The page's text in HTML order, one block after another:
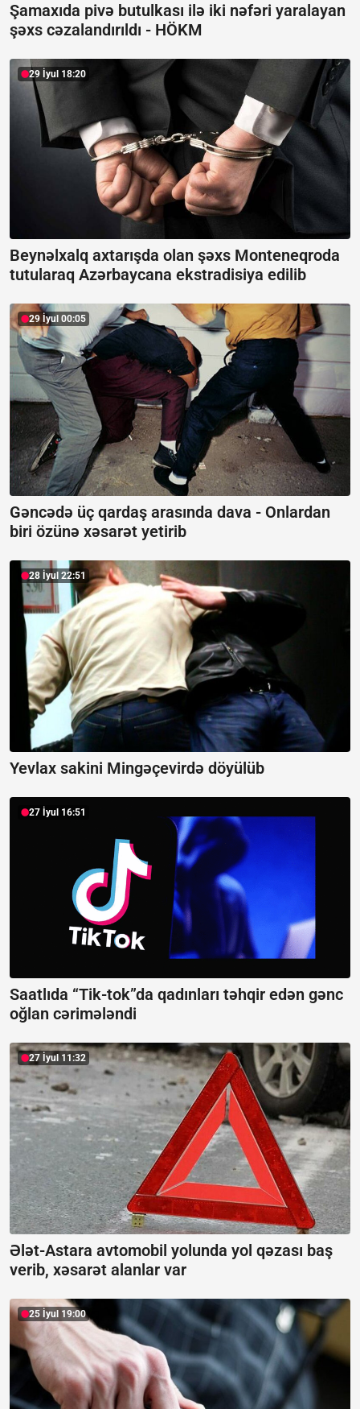
Şamaxıda pivə butulkası ilə iki nəfəri yaralayan
şəxs cəzalandırıldı - HÖKM
29 İyul 18:20
Beynəlxalq axtarışda olan şəxs Monteneqroda
tutularaq Azərbaycana ekstradisiya edilib
29 İyul 00:05
Gəncədə üç qardaş arasında dava - Onlardan
biri özünə xəsarət yetirib
28 İyul 22:51
Yevlax sakini Mingəçevirdə döyülüb
27 İyul 16:51
Saatlıda “Tik-tok”da qadınları təhqir edən gənc
oğlan cərimələndi
27 İyul 11:32
Ələt-Astara avtomobil yolunda yol qəzası baş
verib, xəsarət alanlar var
25 İyul 19:00